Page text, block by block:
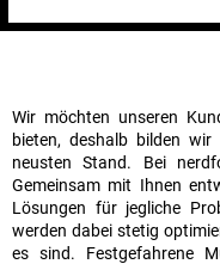
Wir möchten unseren
bieten, deshalb bilden
neusten Stand. Bei
Gemeinsam mit Ihnen
Lösungen für jegliche
werden dabei stetig
es sind. Festgefahrene